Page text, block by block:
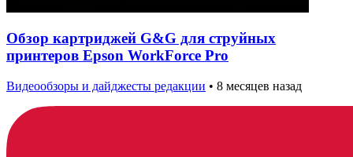
Обзор картриджей G&G для струйных
принтеров Epson WorkForce Pro
Видеообзоры и дайджесты редакции • 8 месяцев назад